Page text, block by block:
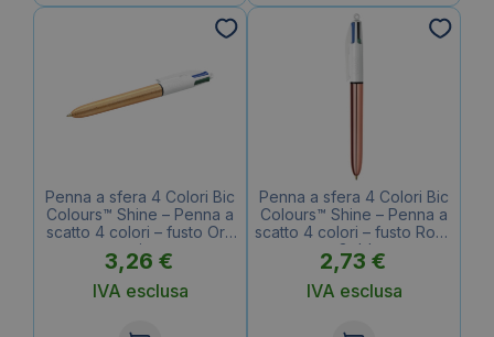
Penna a sfera 4 Colori Bic
Colours™ Shine – Penna a
scatto 4 colori – fusto Oro
texturizzato
3,26 €
IVA esclusa
Penna a sfera 4 Colori Bic
Colours™ Shine – Penna a
scatto 4 colori – fusto Rose
Gold
2,73 €
IVA esclusa